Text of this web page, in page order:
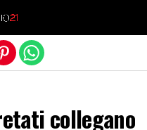
collegano